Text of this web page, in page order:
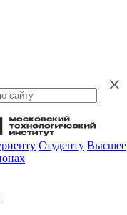
Студенту Высшее